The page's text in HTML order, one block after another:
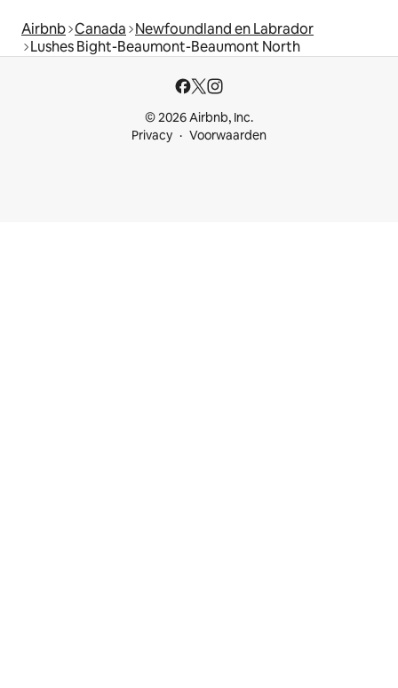
Airbnb Canada Newfoundland en Labrador
Lushes Bight-Beaumont-Beaumont North
© 2026 Airbnb, Inc.
Privacy
Voorwaarden